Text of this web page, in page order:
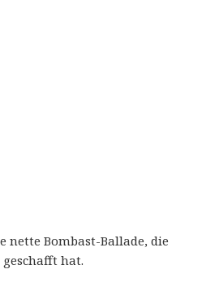
nette Bombast-Ballade, die
geschafft hat.